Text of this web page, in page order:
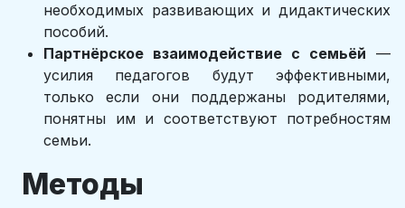
необходимых развивающих и дидактических
пособий.
Партнёрское взаимодействие с семьёй —
усилия педагогов будут эффективными,
только если они поддержаны родителями,
понятны им и соответствуют потребностям
семьи.
Методы